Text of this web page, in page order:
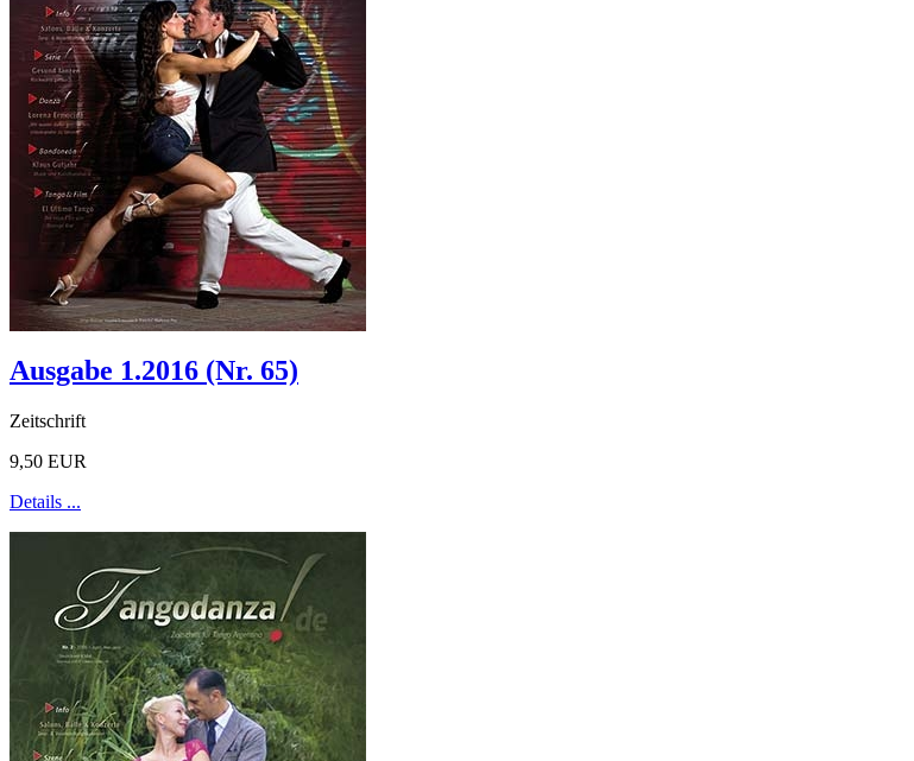
Ausgabe 1.2016 (Nr. 65)
Zeitschrift
9,50 EUR
Details ...